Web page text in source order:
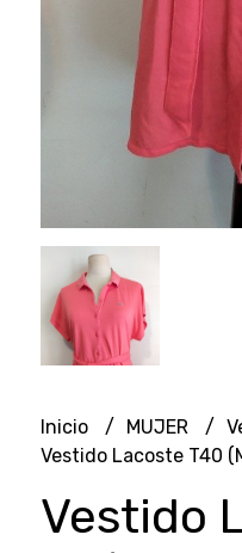
Inicio MUJER
Vestido Lacoste T40
Vestido